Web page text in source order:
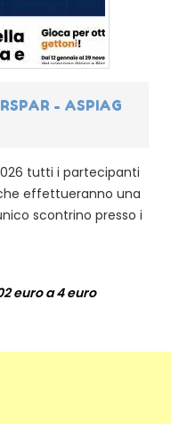
- ASPIAG
tutti i partecipanti
effettueranno una
scontrino presso i
euro a 4 euro